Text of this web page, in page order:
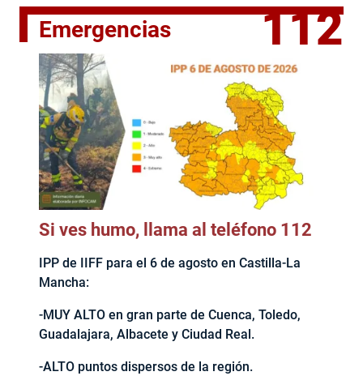
Emergencias 112
Si ves humo, llama al teléfono 112
IPP de IIFF para el 6 de agosto en Castilla-La
Mancha:
-MUY ALTO en gran parte de Cuenca, Toledo,
Guadalajara, Albacete y Ciudad Real.
-ALTO puntos dispersos de la región.